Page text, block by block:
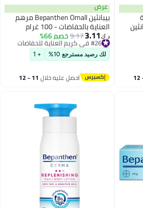
11 - 12
عرض
بيبانثين Bepanthen Omall مرهم
العناية بالحفاضات - 100 غرام
د.ك‏3.11
9.17خصم 66% #26 في كريم العناية للحفاضات
أقل سعر في السنة
#26 في كريم العناية للحفاضات
لك رصيد مسترجع 10% + 1
احصل عليه خلال 11 - 12